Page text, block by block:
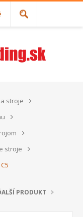
stroje
stroje
PRODUKT